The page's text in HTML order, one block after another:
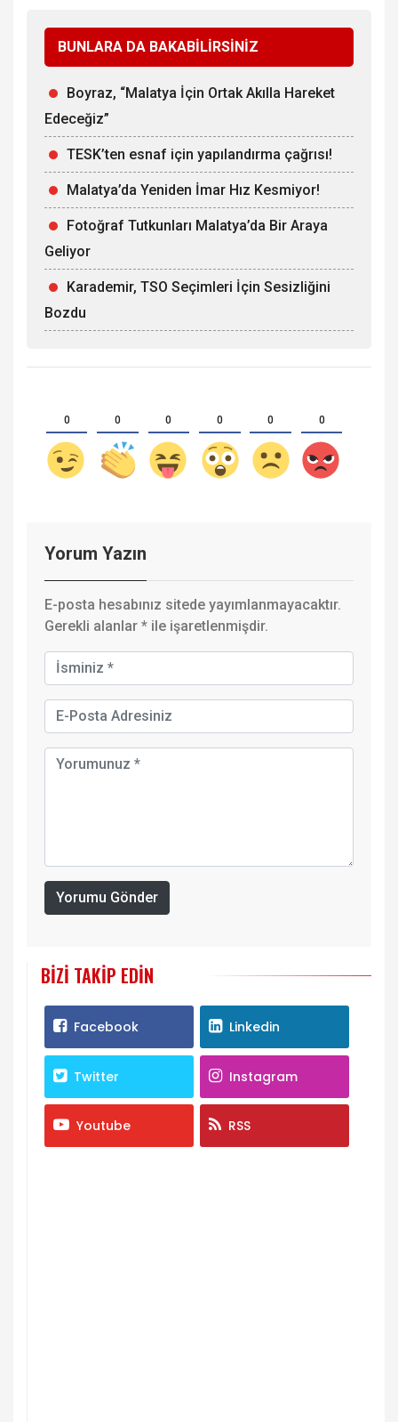
BUNLARA DA BAKABİLİRSİNİZ
Boyraz, “Malatya İçin Ortak Akılla Hareket
Edeceğiz”
TESK’ten esnaf için yapılandırma çağrısı!
Malatya’da Yeniden İmar Hız Kesmiyor!
Fotoğraf Tutkunları Malatya’da Bir Araya
Geliyor
Karademir, TSO Seçimleri İçin Sesizliğini
Bozdu
0 0 0 0 0 0
Yorum Yazın
E-posta hesabınız sitede yayımlanmayacaktır.
Gerekli alanlar * ile işaretlenmişdir.
Yorumu Gönder
BIZI TAKIP EDIN
Facebook Linkedin
Twitter Instagram
Youtube RSS